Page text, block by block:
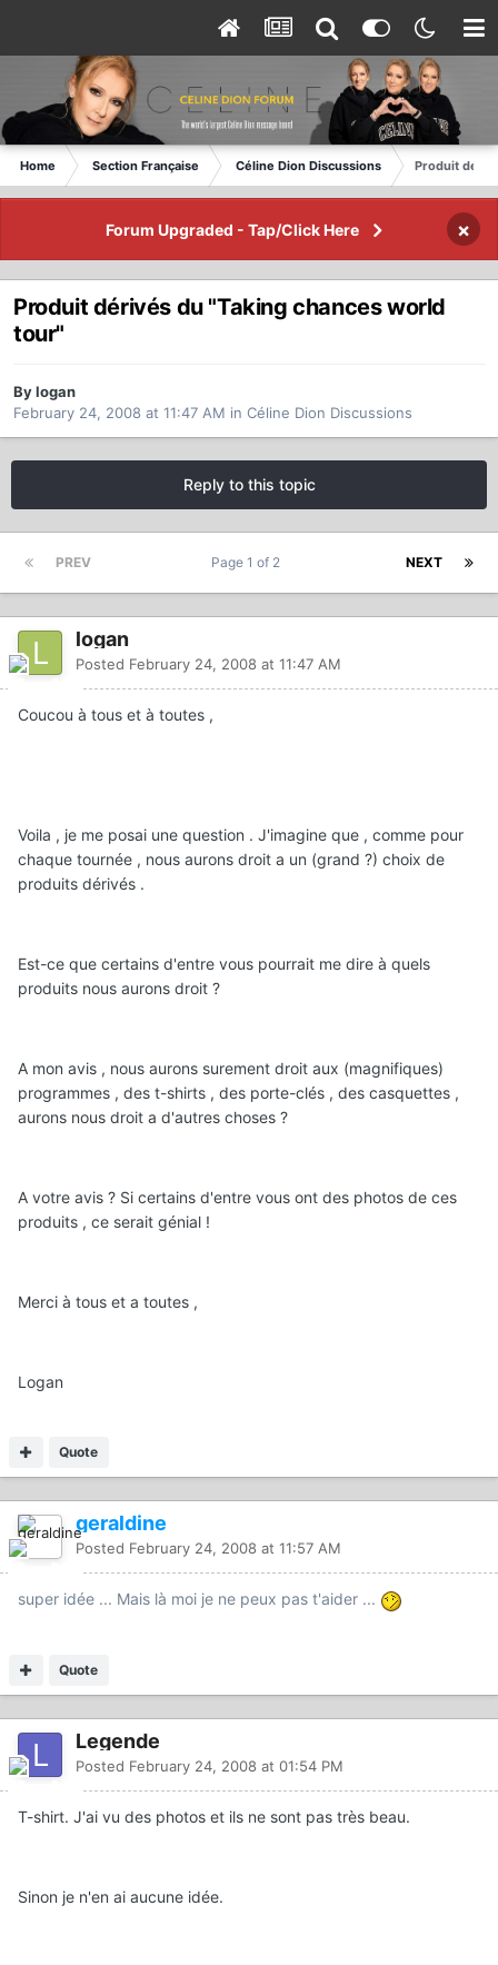
Home Section Française Céline Dion Discussions Produit
Forum Upgraded - Tap/Click Here ×
Produit dérivés du "Taking chances world
tour"
By logan
February 24, 2008 at 11:47 AM in Céline Dion Discussions
Reply to this topic
PREV NEXT
Page 1 of 2
logan
Posted February 24, 2008 at 11:47 AM
Coucou à tous et à toutes ,
Voila , je me posai une question . J'imagine que , comme pour
chaque tournée , nous aurons droit a un (grand ?) choix de
produits dérivés .
Est-ce que certains d'entre vous pourrait me dire à quels
produits nous aurons droit ?
A mon avis , nous aurons surement droit aux (magnifiques)
programmes , des t-shirts , des porte-clés , des casquettes ,
aurons nous droit a d'autres choses ?
A votre avis ? Si certains d'entre vous ont des photos de ces
produits , ce serait génial !
Merci à tous et a toutes ,
Logan
Quote
geraldine
Posted February 24, 2008 at 11:57 AM
super idée ... Mais là moi je ne peux pas t'aider ...
Quote
Legende
Posted February 24, 2008 at 01:54 PM
T-shirt. J'ai vu des photos et ils ne sont pas très beau.
Sinon je n'en ai aucune idée.